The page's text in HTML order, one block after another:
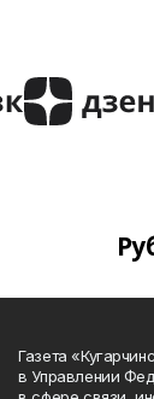
Газета
в Управлении